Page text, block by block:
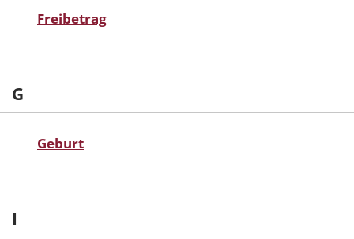
Freibetrag
G
Geburt
I